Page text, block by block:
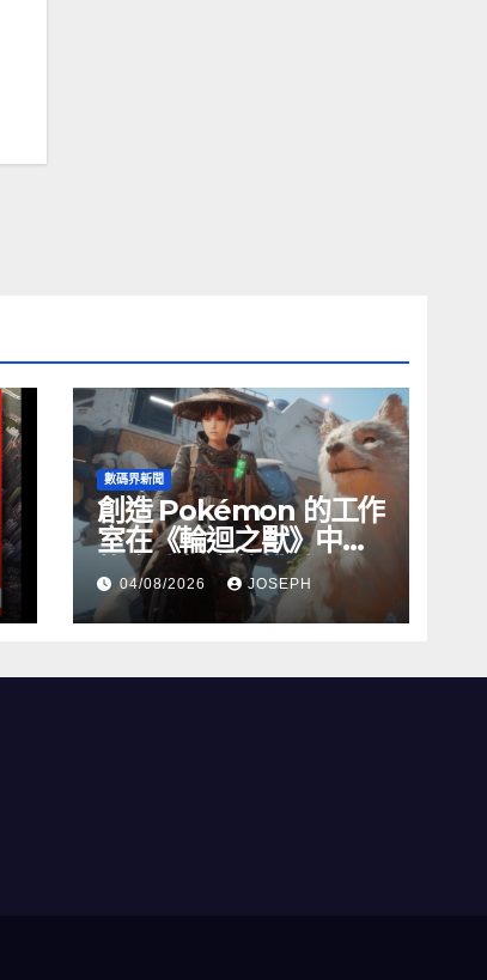
數碼界新聞
創造 Pokémon 的工作
室在《輪迴之獸》中尋
找自我聲音的挑戰
04/08/2026 JOSEPH